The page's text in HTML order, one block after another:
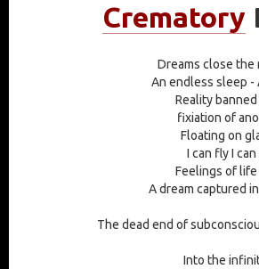
Crematory
Dreams close
An endless sleep -
Reality
fixiation of
Floating on
I can fly I
Feelings of
A dream captured
The dead end of
Into the